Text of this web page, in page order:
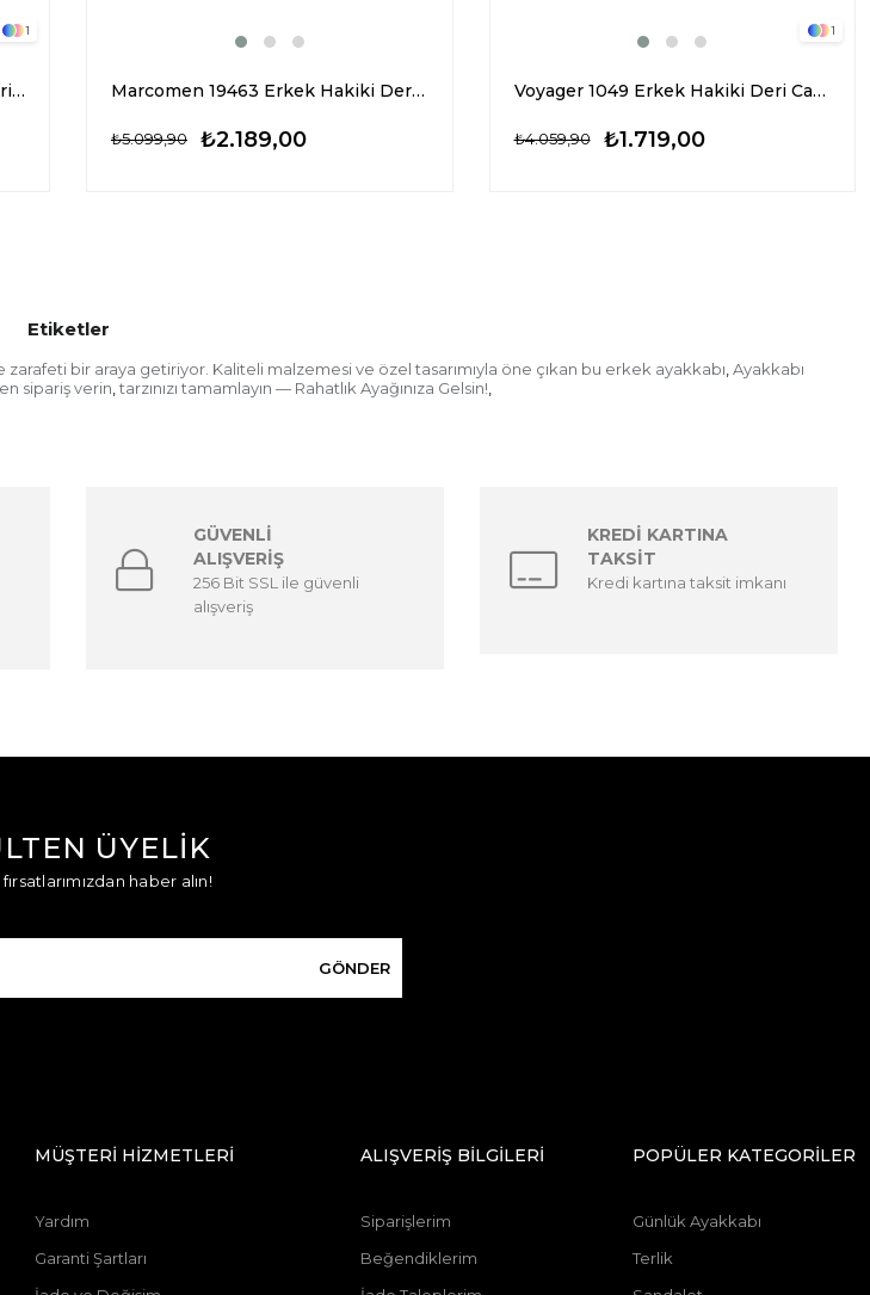
1
Marcomen 19585 Erkek Hakiki Deri Casual Ayakkabı Taba Marcomen 19463 Erkek Hakiki Deri CAsual Ayakkabı Siyah
₺2.189,00
₺5.099,90
1
Voyager 1049 Erkek Hakiki Deri Casual Ayakkabı Taba
₺1.719,00
₺4.059,90
Etiketler
bir araya getiriyor. Kaliteli malzemesi ve özel tasarımıyla öne çıkan bu erkek ayakkabı, Ayakkabı
sipariş verin, tarzınızı tamamlayın — Rahatlık Ayağınıza Gelsin!,
GÜVENLİ
ALIŞVERİŞ
256 Bit SSL ile güvenli
alışveriş
KREDİ KARTINA
TAKSİT
Kredi kartına taksit imkanı
ÜYELİK
haber alın!
GÖNDER
MÜŞTERİ HİZMETLERİ
Yardım
Garanti Şartları
ALIŞVERİŞ BİLGİLERİ
Siparişlerim
Beğendiklerim
POPÜLER KATEGORİLER
Günlük Ayakkabı
Terlik